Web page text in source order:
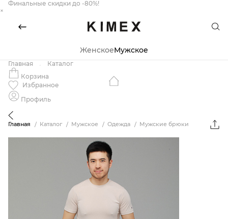
Финальные скидки до -80%!
×
ЖенскоеМужское
Главная
Каталог
Корзина
Избранное
Профиль
Главная Каталог Мужское Одежда Мужские брюки